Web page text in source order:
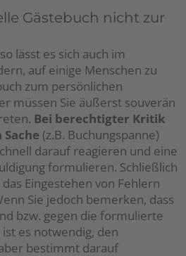
Gästebuch nicht zur
lässt es sich auch im
auf einige Menschen zu
zum persönlichen
müssen Sie äußerst souverän
Bei berechtigter Kritik
(z.B. Buchungspanne)
darauf reagieren und eine
formulieren. Schließlich
Eingestehen von Fehlern
Sie jedoch bemerken, dass
bzw. gegen die formulierte
es notwendig, den
bestimmt darauf